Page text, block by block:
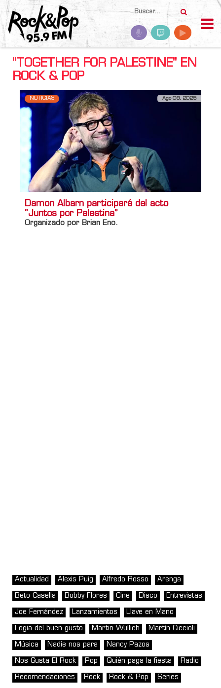
"TOGETHER FOR PALESTINE" EN
ROCK & POP
NOTICIAS Ago 08, 2025
Damon Albarn participará del acto
“Juntos por Palestina”
Organizado por Brian Eno.
Actualidad Alexis Puig Alfredo Rosso Arenga
Beto Casella Bobby Flores Cine Disco Entrevistas
Joe Fernández Lanzamientos Llave en Mano
Logia del buen gusto Martin Wullich Martín Ciccioli
Música Nadie nos para Nancy Pazos
Nos Gusta El Rock Pop Quién paga la fiesta Radio
Recomendaciones Rock Rock & Pop Series